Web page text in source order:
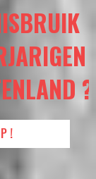
!
?